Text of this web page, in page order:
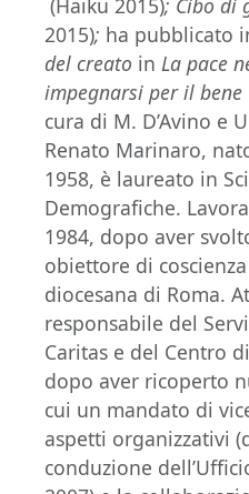
2015); ha pubblicato
del creato in La pace
impegnarsi per il bene
cura di M. D’Avino e
Renato Marinaro,
1958, è laureato in
Demografiche.
1984, dopo aver
obiettore di
diocesana di Roma.
responsabile del
Caritas e del Centro
dopo aver ricoperto
cui un mandato di
aspetti organizzativi
conduzione